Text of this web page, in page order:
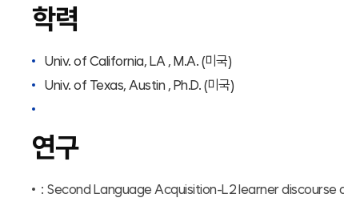
학력
Univ. of California, LA , M.A. (미국)
Univ. of Texas, Austin , Ph.D. (미국)
연구
: Second Language Acquisition-L2 learner